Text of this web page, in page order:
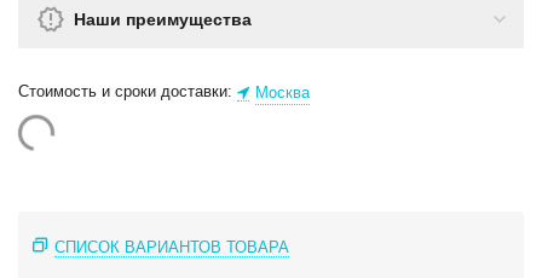
Наши преимущества
Стоимость и сроки доставки: Москва
СПИСОК ВАРИАНТОВ ТОВАРА